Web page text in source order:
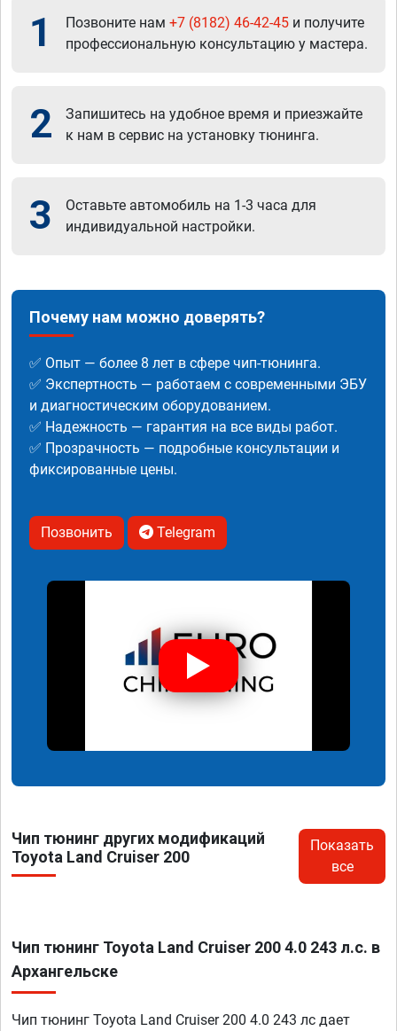
1 Позвоните нам +7 (8182) 46-42-45 и получите
профессиональную консультацию у мастера.
2
Запишитесь на удобное время и приезжайте
к нам в сервис на установку тюнинга.
3
Оставьте автомобиль на 1-3 часа для
индивидуальной настройки.
Почему нам можно доверять?
✅ Опыт — более 8 лет в сфере чип-тюнинга.
✅ Экспертность — работаем с современными ЭБУ
и диагностическим оборудованием.
✅ Надежность — гарантия на все виды работ.
✅ Прозрачность — подробные консультации и
фиксированные цены.
Позвонить Telegram
Чип тюнинг других модификаций
Toyota Land Cruiser 200
Показать
все
Чип тюнинг Toyota Land Cruiser 200 4.0 243 л.с. в
Архангельске
Чип тюнинг Toyota Land Cruiser 200 4.0 243 лс дает